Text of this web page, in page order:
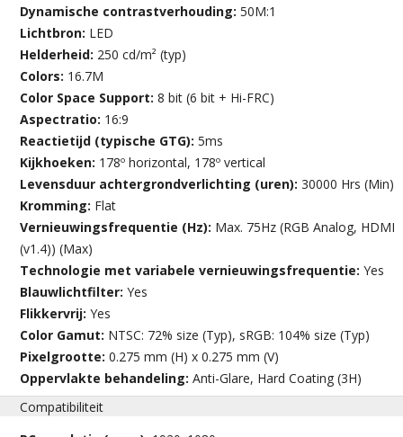
Dynamische contrastverhouding:50M:1
Lichtbron: LED
Helderheid: 250 cd/m² (typ)
Colors: 16.7M
Color Space Support:8 bit (6 bit + Hi-FRC)
Aspectratio: 16:9
Reactietijd (typische GTG):5ms
Kijkhoeken: 178º horizontal, 178º vertical
Levensduur achtergrondverlichting (uren):30000 Hrs (Min)
Kromming: Flat
Vernieuwingsfrequentie (Hz): Max. 75Hz (RGB Analog, HDMI
(v1.4)) (Max)
Technologie met variabele vernieuwingsfrequentie:Yes
Blauwlichtfilter:Yes
Flikkervrij:Yes
Color Gamut: NTSC: 72% size (Typ), sRGB: 104% size (Typ)
Pixelgrootte:0.275 mm (H) x 0.275 mm (V)
Oppervlakte behandeling:Anti-Glare, Hard Coating (3H)
Compatibiliteit